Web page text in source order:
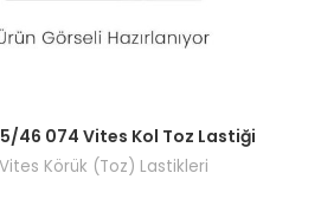
görmek için bayi girişi yapın.
46 074 Vites Kol Toz Lastiği
Vites Körük (Toz) Lastikleri